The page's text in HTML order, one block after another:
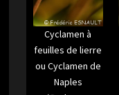
Cyclamen à
feuilles de lierre
ou Cyclamen de
Naples